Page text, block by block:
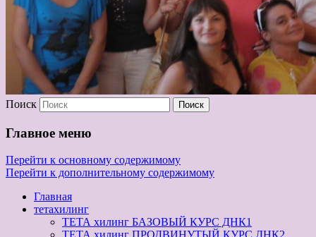
Поиск
Главное меню
Перейти к основному содержимому
Перейти к дополнительному содержимому
Главная
тетахилинг
ТЕТА хилинг БАЗОВЫЙ КУРС ДНК1